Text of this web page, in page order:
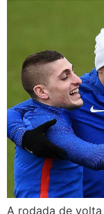
A rodada de